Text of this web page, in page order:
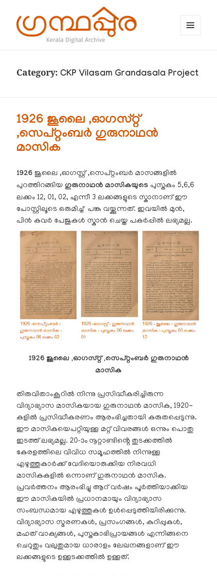
Category: CKP Vilasam Grandasala Project
1926 ജൂലൈ ,ഓഗസ്റ്റ്
,സെപ്റ്റംബർ ഗുരുനാഥൻ
മാസിക
1926 ജൂലൈ ,ഓഗസ്റ്റ് ,സെപ്റ്റംബർ മാസങ്ങളിൽ
പുറത്തിറങ്ങിയഗുരുനാഥൻ മാസികയുടെ പുസ്തകം 5,6,6
ലക്കം 12, 01, 02, എന്നീ 3 ലക്കങ്ങളുടെ സ്കാനാണ് ഈ
പോസ്റ്റിലൂടെ ഒരുമിച്ച് പങ്കു വയ്ക്കുന്നത്. ഇവയിൽ മുൻ,
പിൻ കവർ പേജുകൾ സ്കാൻ ചെയ്ത പകർപ്പിൽ ലഭ്യമല്ല.
1926 ജൂലൈ ,ഓഗസ്റ്റ് ,സെപ്റ്റംബർ ഗുരുനാഥൻ
മാസിക
തിരുവിതാംകൂറിൽ നിന്നു പ്രസിദ്ധീകരിച്ചിരുന്ന
വിദ്യാഭ്യാസ മാസികയായ ഗുരുനാഥൻ മാസിക, 1920-
കളിൽ പ്രസിദ്ധീകരണം ആരംഭിച്ചതായി കരുതപ്പെടുന്നു.
ഈ മാസികയെപറ്റിയുള്ള മറ്റ് വിവരങ്ങൾ ഒന്നും പൊതു
ഇടത്ത് ലഭ്യമല്ല. 20-ാം നൂറ്റാണ്ടിൻ്റെ തുടക്കത്തിൽ
കേരളത്തിലെ വിവിധ സമൂഹത്തിൽ നിന്നുള്ള
എഴുത്തുകാർക്ക് വേദിയൊരുക്കിയ നിരവധി
മാസികകളിൽ ഒന്നാണ് ഗുരുനാഥൻ മാസിക.
പ്രവർത്തനം ആരംഭിച്ചു ആറ് വർഷം പൂർത്തിയാക്കിയ
ഈ മാസികയിൽ പ്രധാനമായും വിദ്യാഭ്യാസ
സംബന്ധമായ എഴുത്തുകൾ ഉൾപ്പെടുത്തിയിരിക്കുന്നു.
വിദ്യാഭ്യാസ സ്മരണകൾ, പ്രസംഗങ്ങൾ, കുറിപ്പുകൾ,
മഹത് വാക്യങ്ങൾ, പുസ്തകാഭിപ്രായങ്ങൾ എന്നിങ്ങനെ
ചെറുതും വലുതുമായ ധാരാളം ലേഖനങ്ങളാണ് ഈ
ലക്കങ്ങളുടെ ഉള്ളടക്കത്തിൽ ഉള്ളത്.